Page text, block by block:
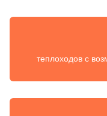
теплоходов с